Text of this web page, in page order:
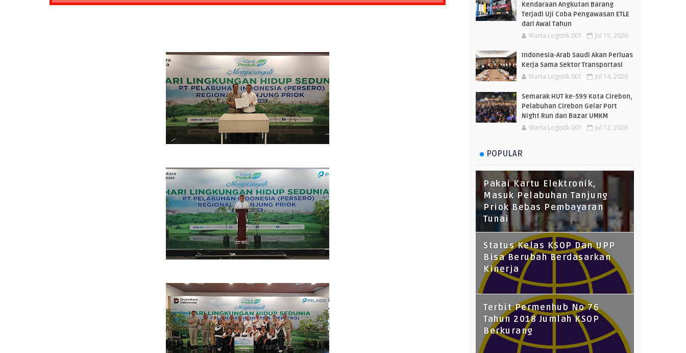
Kendaraan Angkutan Barang
Terjadi Uji Coba Pengawasan ETLE
dari Awal Tahun
Warta Logistik 001 Jul 15, 2026
Indonesia-Arab Saudi Akan Perluas
Kerja Sama Sektor Transportasi
Warta Logistik 001 Jul 14, 2026
Semarak HUT ke-599 Kota Cirebon,
Pelabuhan Cirebon Gelar Port
Night Run dan Bazar UMKM
Warta Logistik 001 Jul 12, 2026
POPULAR
Pakai Kartu Elektronik,
Masuk Pelabuhan Tanjung
Priok Bebas Pembayaran
Tunai
Status Kelas KSOP Dan UPP
Bisa Berubah Berdasarkan
Kinerja
Terbit Permenhub No 76
Tahun 2018 Jumlah KSOP
Berkurang